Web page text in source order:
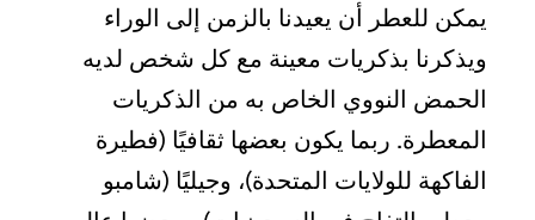
يمكن للعطر أن يعيدنا بالزمن إلى الوراء
ويذكرنا بذكريات معينة مع كل شخص لديه
الحمض النووي الخاص به من الذكريات
المعطرة. ربما يكون بعضها ثقافيًا (فطيرة
الفاكهة للولايات المتحدة)، وجيليًا (شامبو